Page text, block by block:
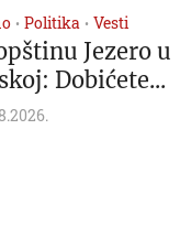
• Politika • Vesti
Jezero u
Dobićete...